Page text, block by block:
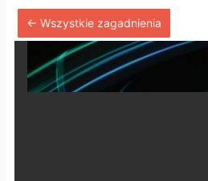
← Wszystkie zagadnienia